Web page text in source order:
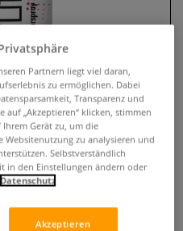
High
Partnern liegt viel daran,
zu ermöglichen. Dabei
Transparenz und
auf „Akzeptieren“ klicken, stimmen
Gerät zu, um die
Websitenutzung zu analysieren und
Selbstverständlich
in den Einstellungen ändern oder
Datenschutz
Akzeptieren